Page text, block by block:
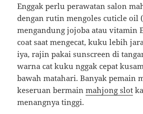
Enggak perlu perawatan salon
dengan rutin mengoles cuticle oil
mengandung jojoba atau vitamin
coat saat mengecat, kuku lebih
iya, rajin pakai sunscreen di
warna cat kuku nggak cepat
bawah matahari. Banyak pemain
keseruan bermainmahjong slot
menangnya tinggi.